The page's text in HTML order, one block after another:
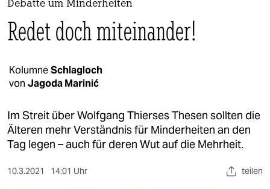
themen
politik
gesellschaft
kultur
sport
berlin
Debatte um Minderheiten
Redet doch miteinander!
KolumneSchlagloch
von Jagoda Marinić
Im Streit über Wolfgang Thierses Thesen sollten die
Älteren mehr Verständnis für Minderheiten an den
Tag legen – auch für deren Wut auf die Mehrheit.
10.3.2021 14:01 Uhr teilen